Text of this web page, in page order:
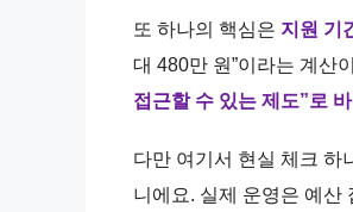
또 하나의 핵심은 지원 기
대 480만 원”이라는 계산
접근할 수 있는 제도”로
다만 여기서 현실 체크 하
니에요. 실제 운영은 예산